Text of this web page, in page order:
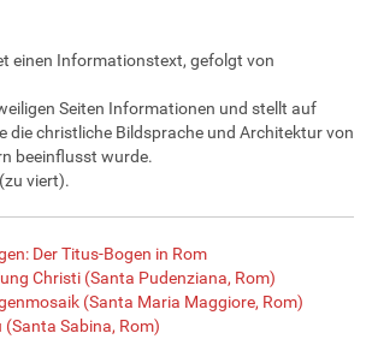
einen Informationstext, gefolgt von
Seiten Informationen und stellt auf
die christliche Bildsprache und Architektur von
beeinflusst wurde.
viert).
Der Titus-Bogen in Rom
Christi (Santa Pudenziana, Rom)
(Santa Maria Maggiore, Rom)
Sabina, Rom)